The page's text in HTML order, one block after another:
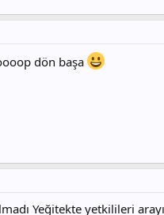
dön başa
Yeğitekte yetkilileri